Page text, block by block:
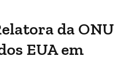
da ONU
EUA em